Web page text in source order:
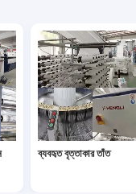
ব্যবহৃত বৃত্তাকার তাঁত